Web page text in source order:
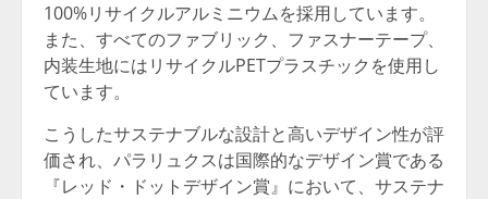
100%リサイクルアルミニウムを採用しています。
また、すべてのファブリック、ファスナーテープ、
内装生地にはリサイクルPETプラスチックを使用し
ています。
こうしたサステナブルな設計と高いデザイン性が評
価され、パラリュクスは国際的なデザイン賞である
『レッド・ドットデザイン賞』において、サステナ